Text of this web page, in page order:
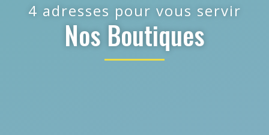
4 adresses pour vous servir
Nos Boutiques